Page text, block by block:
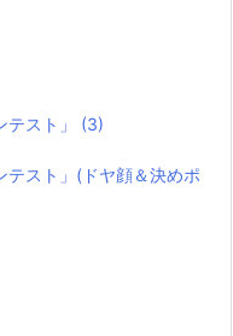
スト」 (3)
スト」(ドヤ顔＆決めポ